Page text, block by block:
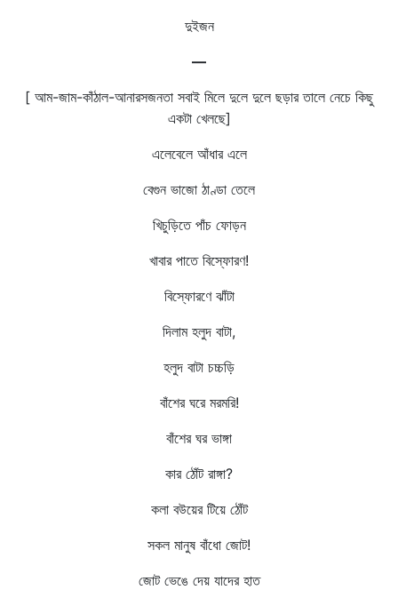
দুইজন
—
[ আম-জাম-কাঁঠাল-আনারসজনতা সবাই মিলে দুলে দুলে ছড়ার তালে নেচে কিছু
একটা খেলছে]
এলেবেলে আঁধার এলে
বেগুন ভাজো ঠাণ্ডা তেলে
খিচুড়িতে পাঁচ ফোড়ন
খাবার পাতে বিস্ফোরণ!
বিস্ফোরণে ঝাঁটা
দিলাম হলুদ বাটা,
হলুদ বাটা চচ্চড়ি
বাঁশের ঘরে মরমরি!
বাঁশের ঘর ভাঙ্গা
কার ঠোঁট রাঙ্গা?
কলা বউয়ের টিয়ে ঠোঁট
সকল মানুষ বাঁধো জোট!
জোট ভেঙে দেয় যাদের হাত